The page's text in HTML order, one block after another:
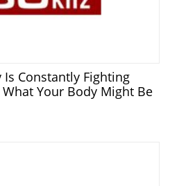
Is Constantly Fighting
What Your Body Might Be